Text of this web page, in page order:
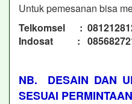
Untuk pemesanan bisa
Telkomsel :
Indosat :
NB. DESAIN DAN
SESUAI PERMINTAAN